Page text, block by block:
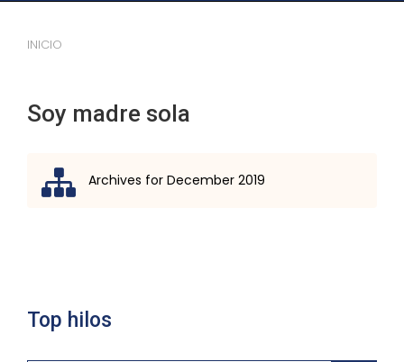
INICIO
Soy madre sola
Archives for December 2019
Top hilos